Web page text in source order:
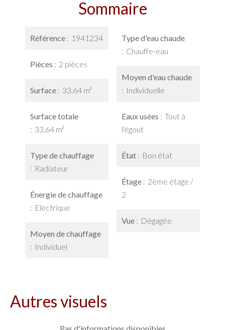
Sommaire
Référence 1941234
Pièces 2 pièces
Surface 33.64 m²
Surface totale
33.64 m²
Type de chauffage
Radiateur
Énergie de chauffage
Electrique
Moyen de chauffage
Individuel
Type d'eau chaude
Chauffe-eau
Moyen d'eau chaude
Individuelle
Eaux usées
Tout à
l'égout
État Bon état
Étage
2ème étage /
2
Vue Dégagée
Autres visuels